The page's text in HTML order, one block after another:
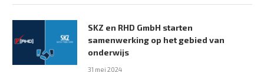
SKZ en RHD GmbH starten
samenwerking op het gebied van
onderwijs
31 mei 2024